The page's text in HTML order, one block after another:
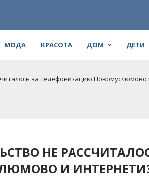
МОДА КРАСОТА ДОМ ДЕТИ
за телефонизацию
НЕ
И